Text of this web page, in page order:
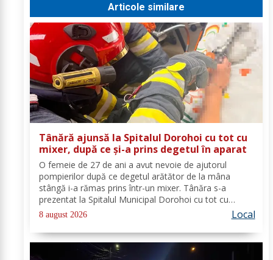
Articole similare
Tânără ajunsă la Spitalul Dorohoi cu tot cu
mixer, după ce și-a prins degetul în aparat
O femeie de 27 de ani a avut nevoie de ajutorul
pompierilor după ce degetul arătător de la mâna
stângă i-a rămas prins într-un mixer. Tânăra s-a
prezentat la Spitalul Municipal Dorohoi cu tot cu
aparatul electrocasnic, iar medicii au solicitat
intervenția salvatorilor. Pompierii din cadrul...
8 august 2026 Local